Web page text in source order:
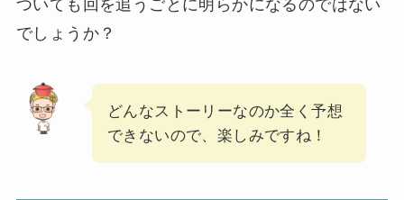
ついても回を追うごとに明らかになるのではない
でしょうか？
どんなストーリーなのか全く予想
できないので、楽しみですね！